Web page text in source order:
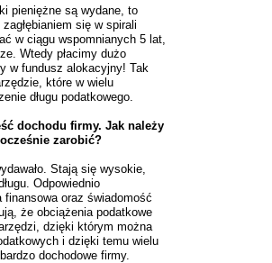
pieniężne są wydane, to
się w spirali
w ciągu wspomnianych 5 lat,
Wtedy płacimy dużo
w fundusz alokacyjny! Tak
które w wielu
długu podatkowego.
dochodu firmy. Jak należy
zarobić?
Stają się wysokie,
Odpowiednio
finansowa oraz świadomość
że obciążenia podatkowe
dzięki którym można
i dzięki temu wielu
dochodowe firmy.